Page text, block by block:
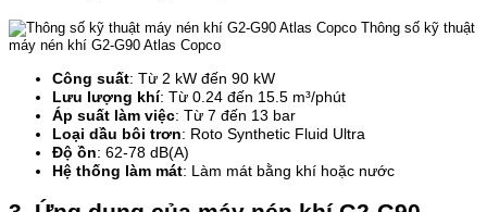
Thông số kỹ thuật
máy nén khí G2-G90 Atlas Copco
Công suất: Từ 2 kW đến 90 kW
Lưu lượng khí: Từ 0.24 đến 15.5 m³/phút
Áp suất làm việc: Từ 7 đến 13 bar
Loại dầu bôi trơn: Roto Synthetic Fluid Ultra
Độ ồn: 62-78 dB(A)
Hệ thống làm mát: Làm mát bằng khí hoặc nước